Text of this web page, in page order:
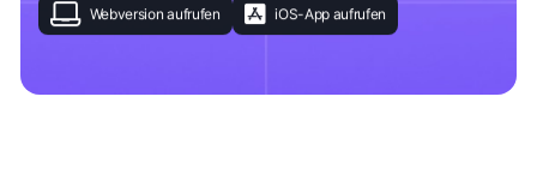
Webversion aufrufen iOS-App aufrufen